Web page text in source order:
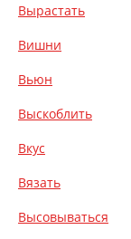
Вырастать
Вишни
Вьюн
Выскоблить
Вкус
Вязать
Высовываться